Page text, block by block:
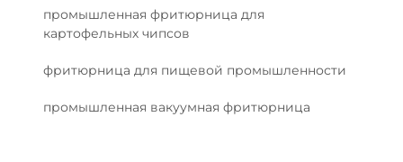
промышленная фритюрница для
картофельных чипсов
фритюрница для пищевой промышленности
промышленная вакуумная фритюрница